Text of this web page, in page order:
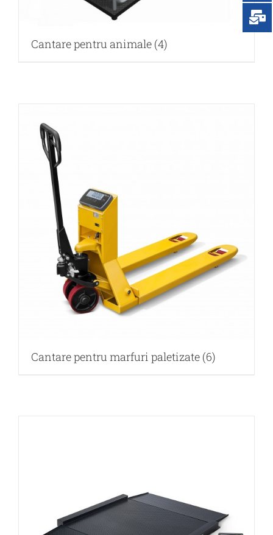
Cantare pentru animale (4)
Cantare pentru marfuri paletizate (6)